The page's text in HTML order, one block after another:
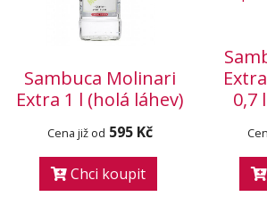
Sambuca Molinari
Extra 1 l (holá láhev)
Cena již od 595 Kč
Chci koupit
0,7